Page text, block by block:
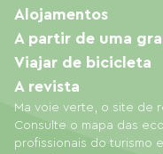
Ma voie verte, o site de
Consulte o mapa das
profissionais do turismo
Alojamentos
A partir de uma
Viajar de bicicleta
A revista